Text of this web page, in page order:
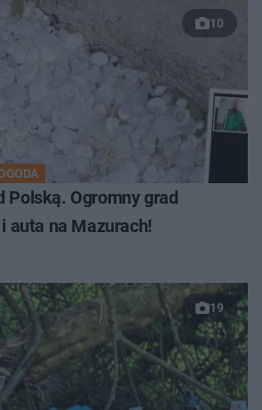
10
Polską. Ogromny grad
auta na Mazurach!
19